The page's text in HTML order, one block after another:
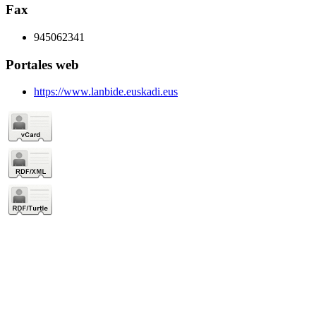
Fax
945062341
Portales web
https://www.lanbide.euskadi.eus